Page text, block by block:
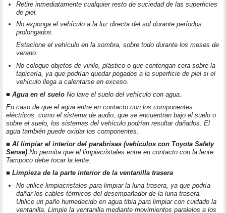
Retire inmediatamente cualquier resto de suciedad de las superficies
de piel.
No exponga el vehículo a la luz directa del sol durante períodos
prolongados.
Estacione el vehículo en la sombra, sobre todo durante los meses de
verano.
No coloque objetos de vinilo, plástico o que contengan cera sobre la
tapicería, ya que podrían quedar pegados a la superficie de piel si el
vehículo llega a calentarse en exceso.
■ Agua en el suelo No lave el suelo del vehículo con agua.
En caso de que el agua entre en contacto con los componentes
eléctricos, como el sistema de audio, que se encuentran bajo el suelo o
sobre el suelo, los sistemas del vehículo podrían resultar dañados. El
agua también puede oxidar los componentes.
■ Al limpiar el interior del parabrisas (vehículos con Toyota Safety
Sense) No permita que el limpiacristales entre en contacto con la lente.
Tampoco debe tocar la lente.
■ Limpieza de la parte interior de la ventanilla trasera
No utilice limpiacristales para limpiar la luna trasera, ya que podría
dañar los cables térmicos del desempañador de la luna trasera.
Utilice un paño humedecido en agua tibia para limpiar con cuidado la
ventanilla. Limpie la ventanilla mediante movimientos paralelos a los